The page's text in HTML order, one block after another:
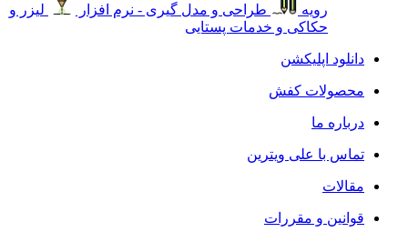
رویه
طراحی و مدل گیری - نرم افزار
لیزر و
حکاکی و خدمات پستایی
دانلود اپلیکشن
محصولات کفش
درباره ما
تماس با علی ویترین
مقالات
قوانین و مقررات